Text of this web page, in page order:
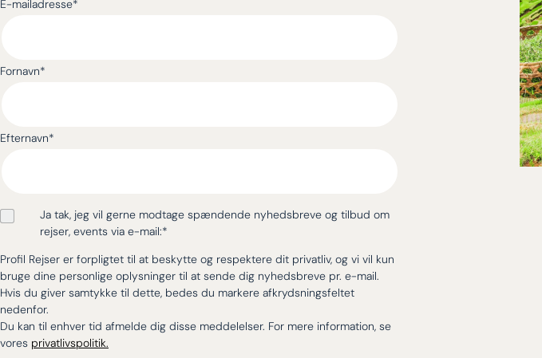
E-mailadresse*
Fornavn*
Efternavn*
Ja tak, jeg vil gerne modtage spændende nyhedsbreve og tilbud om
rejser, events via e-mail:*
Profil Rejser er forpligtet til at beskytte og respektere dit privatliv, og vi vil kun
bruge dine personlige oplysninger til at sende dig nyhedsbreve pr. e-mail.
Hvis du giver samtykke til dette, bedes du markere afkrydsningsfeltet
nedenfor.
Du kan til enhver tid afmelde dig disse meddelelser. For mere information, se
vores privatlivspolitik.